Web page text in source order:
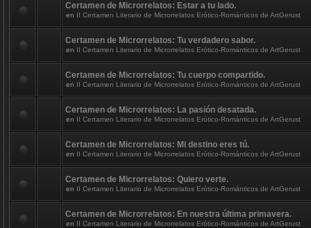
Certamen de Microrrelatos: Estar a tu lado.
en II Certamen Literario de Microrrelatos Erótico-Románticos de ArtGerust
Certamen de Microrrelatos: Tu verdadero sabor.
en II Certamen Literario de Microrrelatos Erótico-Románticos de ArtGerust
Certamen de Microrrelatos: Tu cuerpo compartido.
en II Certamen Literario de Microrrelatos Erótico-Románticos de ArtGerust
Certamen de Microrrelatos: La pasión desatada.
en II Certamen Literario de Microrrelatos Erótico-Románticos de ArtGerust
Certamen de Microrrelatos: Mi destino eres tú.
en II Certamen Literario de Microrrelatos Erótico-Románticos de ArtGerust
Certamen de Microrrelatos: Quiero verte.
en II Certamen Literario de Microrrelatos Erótico-Románticos de ArtGerust
Certamen de Microrrelatos: En nuestra última primavera.
en II Certamen Literario de Microrrelatos Erótico-Románticos de ArtGerust